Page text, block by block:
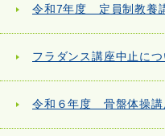
令和7年度 定員制教養
フラダンス講座中止につ
令和６年度 骨盤体操講